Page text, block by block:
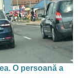
O persoană a